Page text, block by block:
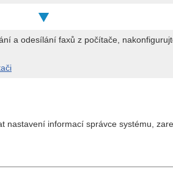
a odesílání faxů z počítače,
nastavení informací správce systému,